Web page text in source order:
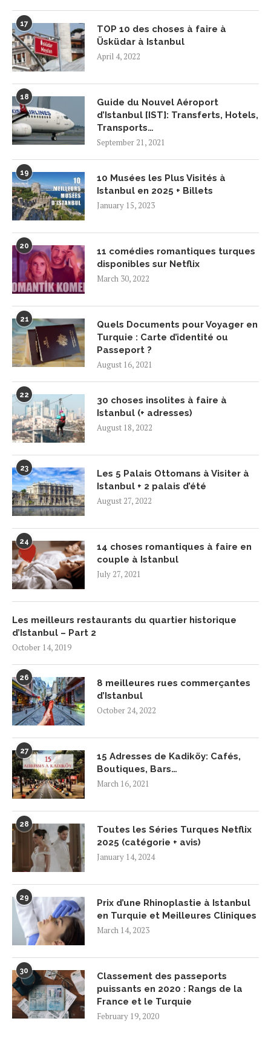
17
TOP 10 des choses à faire à
Üsküdar à Istanbul
April 4, 2022
18
Guide du Nouvel Aéroport
d’Istanbul [IST]: Transferts, Hotels,
Transports…
September 21, 2021
19
10 Musées les Plus Visités à
Istanbul en 2025 + Billets
January 15, 2023
20
11 comédies romantiques turques
disponibles sur Netflix
March 30, 2022
21
Quels Documents pour Voyager en
Turquie : Carte d’identité ou
Passeport ?
August 16, 2021
22
30 choses insolites à faire à
Istanbul (+ adresses)
August 18, 2022
23
Les 5 Palais Ottomans à Visiter à
Istanbul + 2 palais d’été
August 27, 2022
24
14 choses romantiques à faire en
couple à Istanbul
July 27, 2021
Les meilleurs restaurants du quartier historique
d’Istanbul – Part 2
October 14, 2019
26
8 meilleures rues commerçantes
d’Istanbul
October 24, 2022
27
15 Adresses de Kadiköy: Cafés,
Boutiques, Bars…
March 16, 2021
28
Toutes les Séries Turques Netflix
2025 (catégorie + avis)
January 14, 2024
29
Prix d’une Rhinoplastie à Istanbul
en Turquie et Meilleures Cliniques
March 14, 2023
30
Classement des passeports
puissants en 2020 : Rangs de la
France et le Turquie
February 19, 2020